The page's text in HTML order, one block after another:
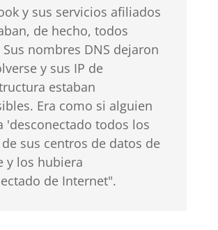
y sus servicios afiliados
de hecho, todos
nombres DNS dejaron
y sus IP de
estaban
Era como si alguien
'desconectado todos los
sus centros de datos de
y los hubiera
de Internet".